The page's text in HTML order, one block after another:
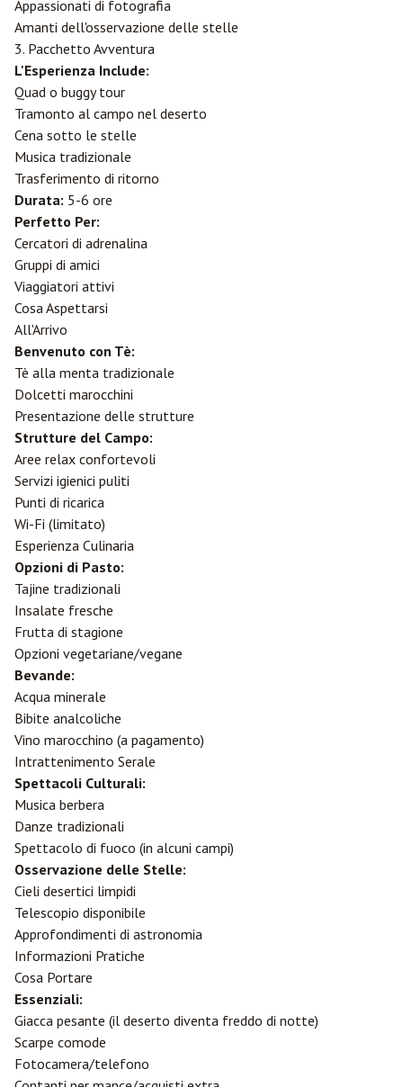
Appassionati di fotografia
Amanti dell'osservazione delle stelle
3. Pacchetto Avventura
L'Esperienza Include:
Quad o buggy tour
Tramonto al campo nel deserto
Cena sotto le stelle
Musica tradizionale
Trasferimento di ritorno
Durata: 5-6 ore
Perfetto Per:
Cercatori di adrenalina
Gruppi di amici
Viaggiatori attivi
Cosa Aspettarsi
All'Arrivo
Benvenuto con Tè:
Tè alla menta tradizionale
Dolcetti marocchini
Presentazione delle strutture
Strutture del Campo:
Aree relax confortevoli
Servizi igienici puliti
Punti di ricarica
Wi-Fi (limitato)
Esperienza Culinaria
Opzioni di Pasto:
Tajine tradizionali
Insalate fresche
Frutta di stagione
Opzioni vegetariane/vegane
Bevande:
Acqua minerale
Bibite analcoliche
Vino marocchino (a pagamento)
Intrattenimento Serale
Spettacoli Culturali:
Musica berbera
Danze tradizionali
Spettacolo di fuoco (in alcuni campi)
Osservazione delle Stelle:
Cieli desertici limpidi
Telescopio disponibile
Approfondimenti di astronomia
Informazioni Pratiche
Cosa Portare
Essenziali:
Giacca pesante (il deserto diventa freddo di notte)
Scarpe comode
Fotocamera/telefono